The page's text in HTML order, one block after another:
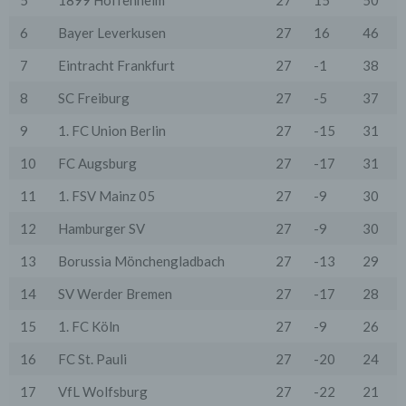
6
Bayer Leverkusen 27 16
46
7
Eintracht Frankfurt 27 -1
38
8
SC Freiburg 27 -5
37
9
1. FC Union Berlin 27 -15
31
10
FC Augsburg 27 -17
31
11
1. FSV Mainz 05 27 -9
30
12
Hamburger SV 27 -9
30
13
Borussia Mönchengladbach 27 -13
29
14
SV Werder Bremen 27 -17
28
15
1. FC Köln 27 -9
26
16
FC St. Pauli 27 -20
24
17
VfL Wolfsburg 27 -22
21
5. Cookies & Reichweitenmessung
Cookies sind Informationen, die von unserem
Webserver oder Webservern Dritter an die Web-
späteren Abruf gespeichert werden. Über den Einsatz
Reichweitenmessung werden die Nutzer im Rahmen
Ausschluss von Cookies möglich. Falls die Nutzer
gespeichert werden, werden sie gebeten die
ihres Browsers zu deaktivieren. Gespeicherte Cookies
können in den Systemeinstellungen des Browsers
gelöscht werden. Der Ausschluss von Cookies kann
zu Funktionseinschränkungen dieses Onlineangebotes
führen.
Cookies von Unternehmen über die US-amerikanische
Seite http://www.youronlinechoices.com/uk/your-ad-